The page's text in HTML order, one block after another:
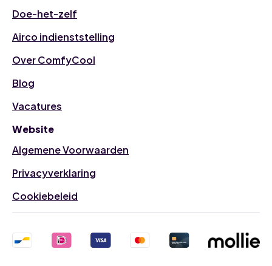
Doe-het-zelf
Airco indienststelling
Over ComfyCool
Blog
Vacatures
Website
Algemene Voorwaarden
Privacyverklaring
Cookiebeleid